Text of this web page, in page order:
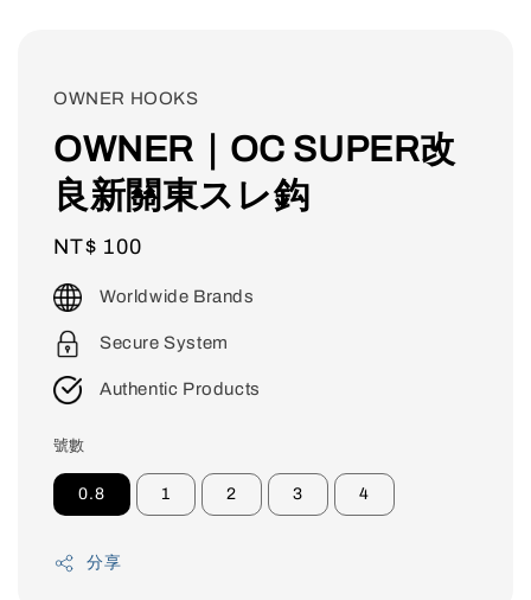
OWNER HOOKS
OWNER｜OC SUPER改
良新關東スレ鈎
Regular
price
NT$ 100
Worldwide Brands
Secure System
Authentic Products
號數
0.8 1 2 3 4
分享